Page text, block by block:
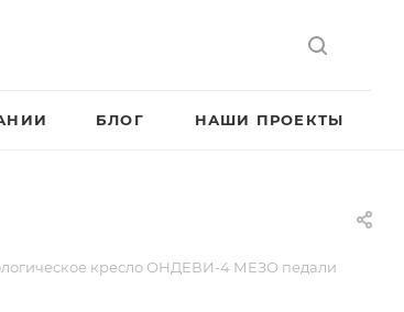
БЛОГ НАШИ ПРОЕКТЫ
кресло ОНДЕВИ-4 МЕЗО педали